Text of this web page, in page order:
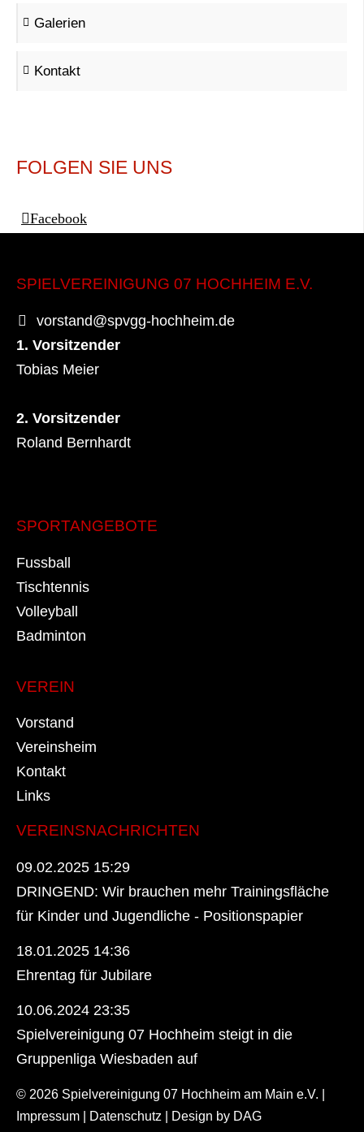
Galerien
Kontakt
FOLGEN SIE UNS
Facebook
SPIELVEREINIGUNG 07 HOCHHEIM E.V.
vorstand@spvgg-hochheim.de
1. Vorsitzender
Tobias Meier
2. Vorsitzender
Roland Bernhardt
SPORTANGEBOTE
Fussball
Tischtennis
Volleyball
Badminton
VEREIN
Vorstand
Vereinsheim
Kontakt
Links
VEREINSNACHRICHTEN
09.02.2025 15:29
DRINGEND: Wir brauchen mehr Trainingsfläche
für Kinder und Jugendliche - Positionspapier
18.01.2025 14:36
Ehrentag für Jubilare
10.06.2024 23:35
Spielvereinigung 07 Hochheim steigt in die
Gruppenliga Wiesbaden auf
© 2026 Spielvereinigung 07 Hochheim am Main e.V. |
Impressum
Datenschutz | Design by DAG